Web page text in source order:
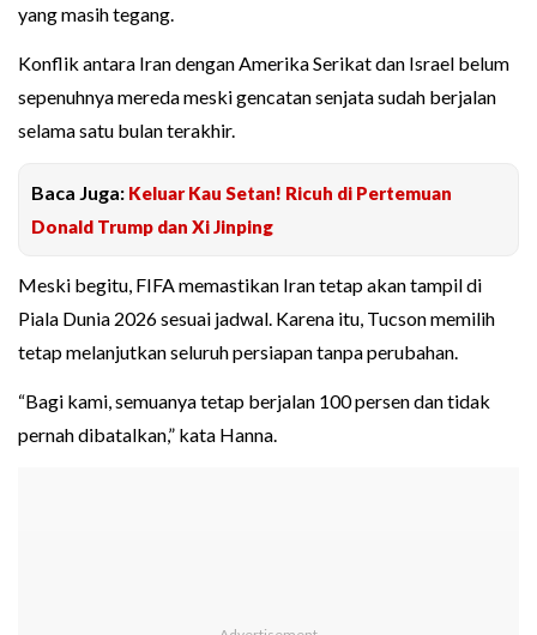
yang masih tegang.
Konflik antara Iran dengan Amerika Serikat dan Israel belum
sepenuhnya mereda meski gencatan senjata sudah berjalan
selama satu bulan terakhir.
Baca Juga: Keluar Kau Setan! Ricuh di Pertemuan
Donald Trump dan Xi Jinping
Meski begitu, FIFA memastikan Iran tetap akan tampil di
Piala Dunia 2026 sesuai jadwal. Karena itu, Tucson memilih
tetap melanjutkan seluruh persiapan tanpa perubahan.
“Bagi kami, semuanya tetap berjalan 100 persen dan tidak
pernah dibatalkan,” kata Hanna.